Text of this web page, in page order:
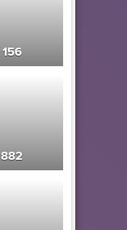
156
882